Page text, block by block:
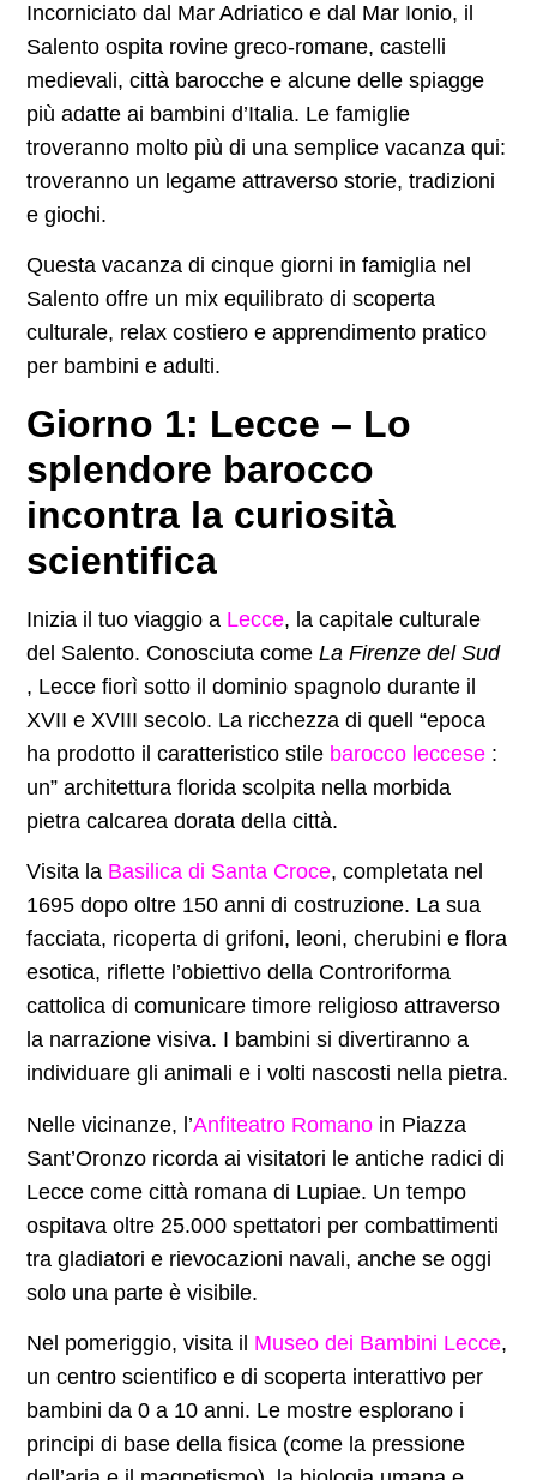
Incorniciato dal Mar Adriatico e dal Mar Ionio, il
Salento ospita rovine greco-romane, castelli
medievali, città barocche e alcune delle spiagge
più adatte ai bambini d’Italia. Le famiglie
troveranno molto più di una semplice vacanza qui:
troveranno un legame attraverso storie, tradizioni
e giochi.
Questa vacanza di cinque giorni in famiglia nel
Salento offre un mix equilibrato di scoperta
culturale, relax costiero e apprendimento pratico
per bambini e adulti.
Giorno 1: Lecce – Lo
splendore barocco
incontra la curiosità
scientifica
Inizia il tuo viaggio a Lecce, la capitale culturale
del Salento. Conosciuta comeLa Firenze del Sud
, Lecce fiorì sotto il dominio spagnolo durante il
XVII e XVIII secolo. La ricchezza di quell “epoca
ha prodotto il caratteristico stile barocco leccese :
un” architettura florida scolpita nella morbida
pietra calcarea dorata della città.
Visita la Basilica di Santa Croce, completata nel
1695 dopo oltre 150 anni di costruzione. La sua
facciata, ricoperta di grifoni, leoni, cherubini e flora
esotica, riflette l’obiettivo della Controriforma
cattolica di comunicare timore religioso attraverso
la narrazione visiva. I bambini si divertiranno a
individuare gli animali e i volti nascosti nella pietra.
Nelle vicinanze, l’Anfiteatro Romano in Piazza
Sant’Oronzo ricorda ai visitatori le antiche radici di
Lecce come città romana di Lupiae. Un tempo
ospitava oltre 25.000 spettatori per combattimenti
tra gladiatori e rievocazioni navali, anche se oggi
solo una parte è visibile.
Nel pomeriggio, visita il Museo dei Bambini Lecce,
un centro scientifico e di scoperta interattivo per
bambini da 0 a 10 anni. Le mostre esplorano i
principi di base della fisica (come la pressione